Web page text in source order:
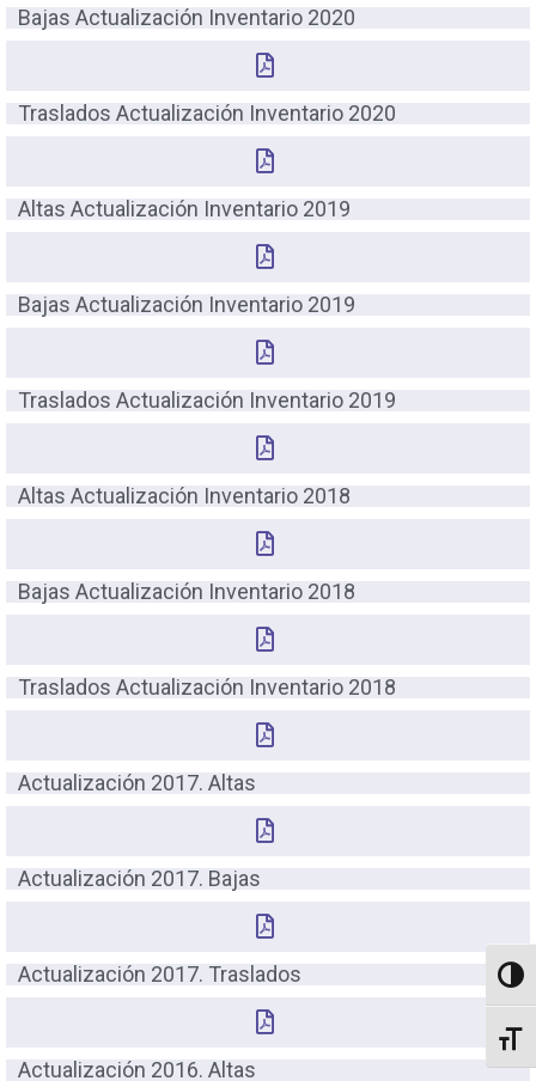
Bajas Actualización Inventario 2020
Traslados Actualización Inventario 2020
Altas Actualización Inventario 2019
Bajas Actualización Inventario 2019
Traslados Actualización Inventario 2019
Altas Actualización Inventario 2018
Bajas Actualización Inventario 2018
Traslados Actualización Inventario 2018
Actualización 2017. Altas
Actualización 2017. Bajas
Actualización 2017. Traslados
Actualización 2016. Altas